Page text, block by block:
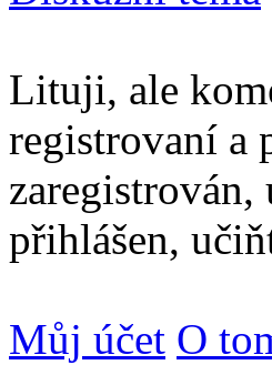
Lituji, ale
registrovaní a
přihlášen,
Můj účet O